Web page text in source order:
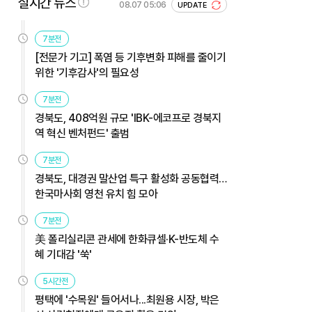
08.07 05:06 UPDATE
7분전
[전문가 기고] 폭염 등 기후변화 피해를 줄이기
위한 '기후감사'의 필요성
7분전
경북도, 408억원 규모 'IBK-에코프로 경북지
역 혁신 벤처펀드' 출범
7분전
경북도, 대경권 말산업 특구 활성화 공동협력…
한국마사회 영천 유치 힘 모아
7분전
美 폴리실리콘 관세에 한화큐셀·K-반도체 수
혜 기대감 '쑥'
5시간전
평택에 '수목원' 들어서나...최원용 시장, 박은